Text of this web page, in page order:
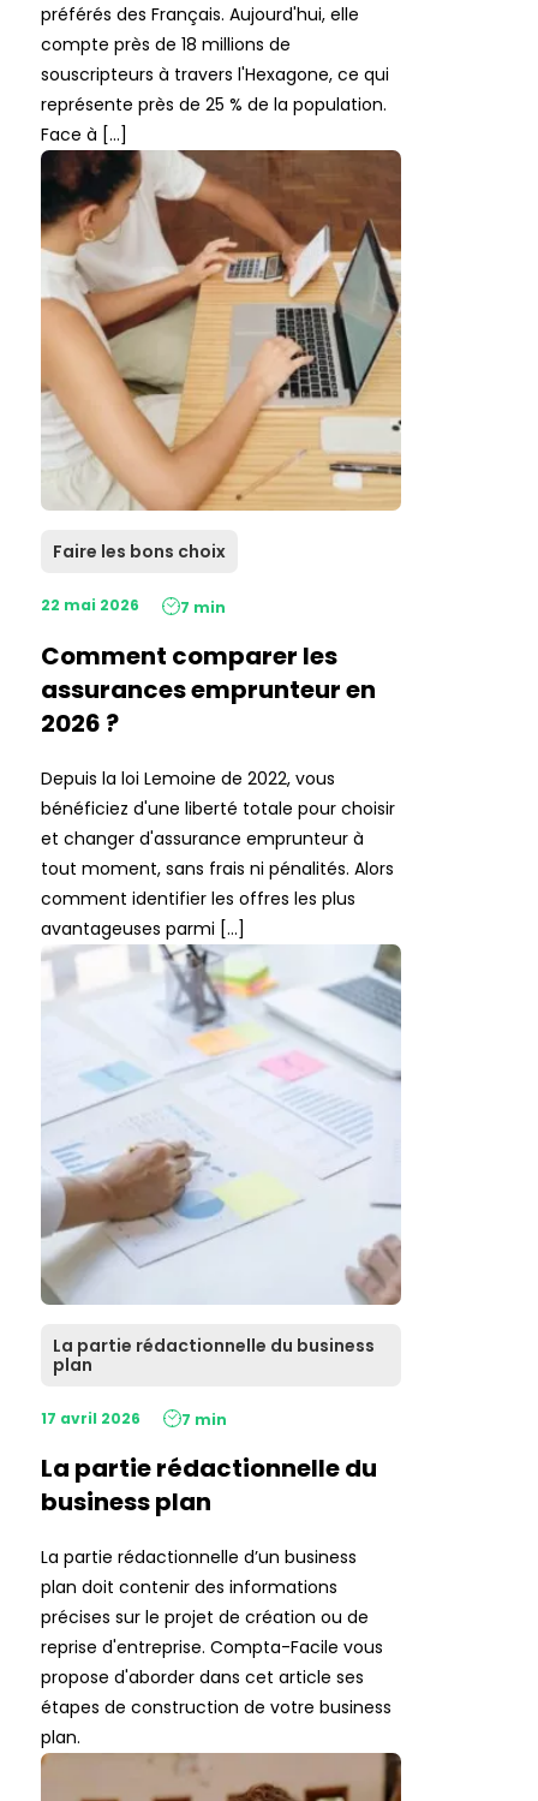
préférés des Français. Aujourd'hui, elle
compte près de 18 millions de
souscripteurs à travers l'Hexagone, ce qui
représente près de 25 % de la population.
Face à […]
Faire les bons choix
22 mai 2026 7 min
Comment comparer les
assurances emprunteur en
2026 ?
Depuis la loi Lemoine de 2022, vous
bénéficiez d'une liberté totale pour choisir
et changer d'assurance emprunteur à
tout moment, sans frais ni pénalités. Alors
comment identifier les offres les plus
avantageuses parmi […]
La partie rédactionnelle du business
plan
17 avril 2026 7 min
La partie rédactionnelle du
business plan
La partie rédactionnelle d’un business
plan doit contenir des informations
précises sur le projet de création ou de
reprise d'entreprise. Compta-Facile vous
propose d'aborder dans cet article ses
étapes de construction de votre business
plan.